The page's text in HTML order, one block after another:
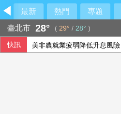
最新 熱門 專題
臺北市 28° ( 29° / 28° )
快訊 美非農就業疲弱降低升息風